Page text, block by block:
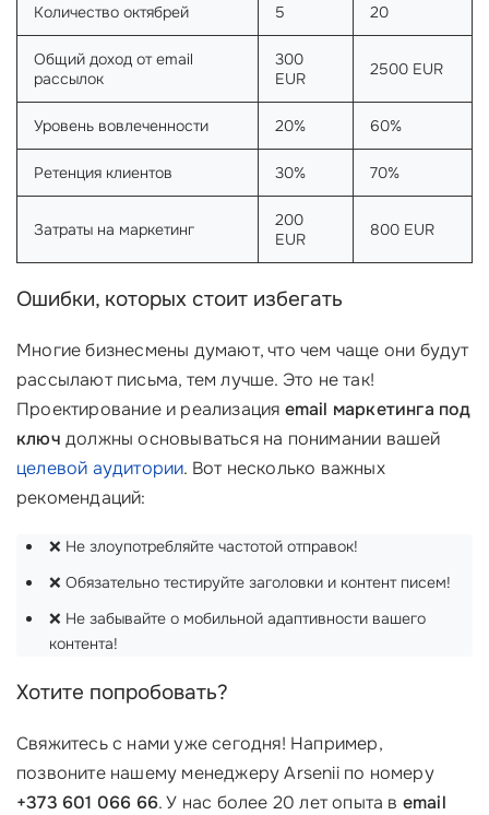
Количество октябрей 5 20
Общий доход от email
рассылок
300
EUR
2500 EUR
Уровень вовлеченности 20% 60%
Ретенция клиентов 30% 70%
Затраты на маркетинг
200
EUR
800 EUR
Ошибки, которых стоит избегать
Многие бизнесмены думают, что чем чаще они будут
рассылают письма, тем лучше. Это не так!
Проектирование и реализация email маркетинга под
ключ должны основываться на понимании вашей
целевой аудитории. Вот несколько важных
рекомендаций:
❌ Не злоупотребляйте частотой отправок!
❌ Обязательно тестируйте заголовки и контент писем!
❌ Не забывайте о мобильной адаптивности вашего
контента!
Хотите попробовать?
Свяжитесь с нами уже сегодня! Например,
позвоните нашему менеджеру Arsenii по номеру
+373 601 066 66. У нас более 20 лет опыта в email